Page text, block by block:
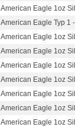
American Eagle 1oz
American Eagle Typ 1
American Eagle 1oz
American Eagle 1oz
American Eagle 1oz
American Eagle 1oz
American Eagle 1oz
American Eagle 1oz
American Eagle 1oz